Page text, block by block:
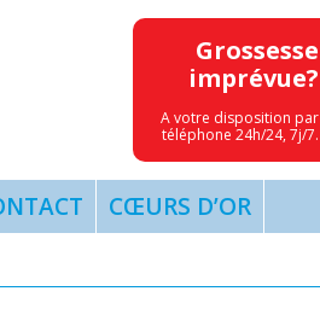
Grossesse
imprévue?
A votre disposition par
téléphone 24h/24, 7j/7.
CŒURS D’OR